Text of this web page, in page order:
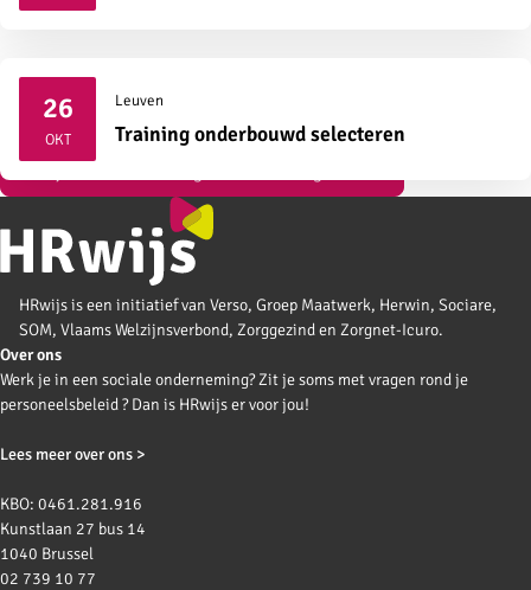
26
OKT2026
Leuven
Training onderbouwd selecteren
HRwijs is een initiatief van Verso, Groep Maatwerk, Herwin, Sociare,
SOM, Vlaams Welzijnsverbond, Zorggezind en Zorgnet-Icuro.
Over ons
Werk je in een sociale onderneming? Zit je soms met vragen rond je
personeelsbeleid ? Dan is HRwijs er voor jou!
Lees meer over ons >
KBO: 0461.281.916
Kunstlaan 27 bus 14
1040 Brussel
02 739 10 77